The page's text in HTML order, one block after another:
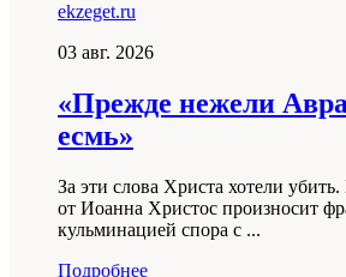
ekzeget.ru
03 авг. 2026
«Прежде нежели
есмь»
За эти слова Христа хотели
от Иоанна Христос произносит
кульминацией спора с ...
Подробнее